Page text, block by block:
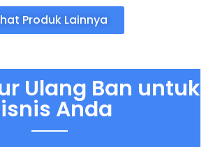
Produk Lainnya
Ulang Ban untuk
Anda